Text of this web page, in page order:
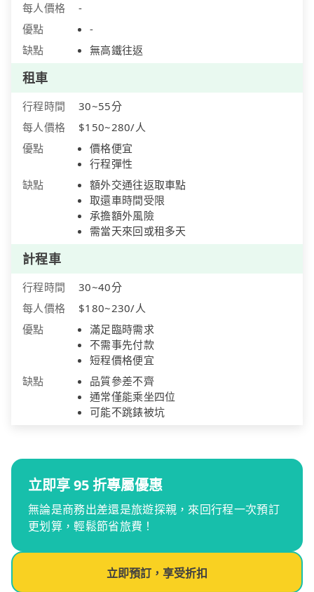
每人價格
-
優點
-
缺點
無高鐵往返
租車
行程時間
30~55分
每人價格
$150~280/人
優點
價格便宜
行程彈性
缺點
額外交通往返取車點
取還車時間受限
承擔額外風險
需當天來回或租多天
計程車
行程時間
30~40分
每人價格
$180~230/人
優點
滿足臨時需求
不需事先付款
短程價格便宜
缺點
品質參差不齊
通常僅能乘坐四位
可能不跳錶被坑
立即享 95 折專屬優惠
無論是商務出差還是旅遊探親，來回行程一次預訂
更划算，輕鬆節省旅費！
立即預訂，享受折扣